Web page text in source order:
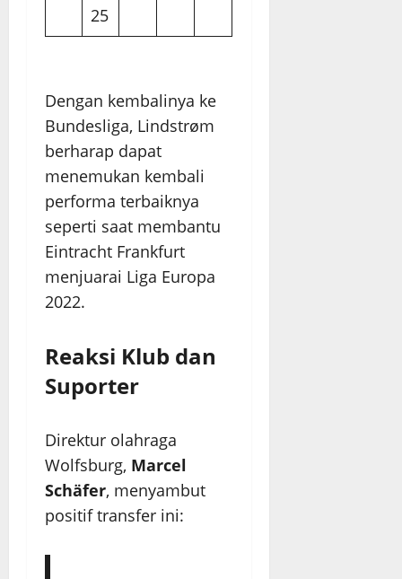
25
Dengan kembalinya ke
Bundesliga, Lindstrøm
berharap dapat
menemukan kembali
performa terbaiknya
seperti saat membantu
Eintracht Frankfurt
menjuarai Liga Europa
2022.
Reaksi Klub dan
Suporter
Direktur olahraga
Wolfsburg, Marcel
Schäfer, menyambut
positif transfer ini: